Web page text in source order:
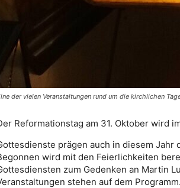
der vielen Veranstaltungen rund um die kirchlichen
Reformationstag am 31. Oktober wird
prägen auch in diesem Jahr
wird mit den Feierlichkeiten
zum Gedenken an Martin
stehen auf dem